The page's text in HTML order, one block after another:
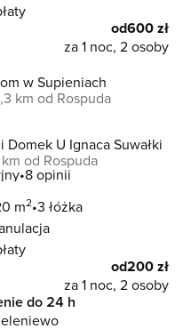
od600 zł
za 1 noc, 2 osoby
w Supieniach
km od Rospuda
U Ignaca Suwałki
km od Rospuda
8 opinii
m2 3 łóżka
od200 zł
za 1 noc, 2 osoby
do 24 h